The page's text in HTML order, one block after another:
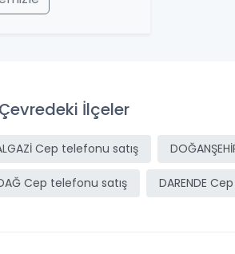
İlçeler
Cep telefonu satış
Cep telefonu satış DARENDE